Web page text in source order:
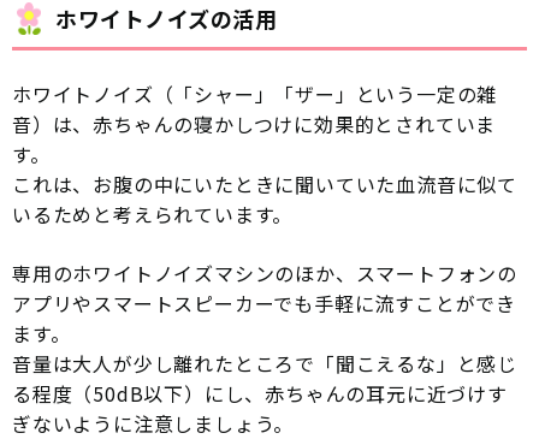
ホワイトノイズの活用
ホワイトノイズ（「シャー」「ザー」という一定の雑
音）は、赤ちゃんの寝かしつけに効果的とされていま
す。
これは、お腹の中にいたときに聞いていた血流音に似て
いるためと考えられています。
専用のホワイトノイズマシンのほか、スマートフォンの
アプリやスマートスピーカーでも手軽に流すことができ
ます。
音量は大人が少し離れたところで「聞こえるな」と感じ
る程度（50dB以下）にし、赤ちゃんの耳元に近づけす
ぎないように注意しましょう。